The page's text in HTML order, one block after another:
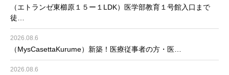
（エトランゼ東櫛原１５ー１LDK）医学部教育１号館入口まで
徒…
2026.08.6
（MysCasettaKurume）新築！医療従事者の方・医…
2026.08.6